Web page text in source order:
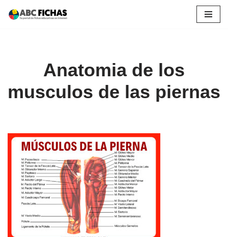
Anatomia de los
musculos de las piernas